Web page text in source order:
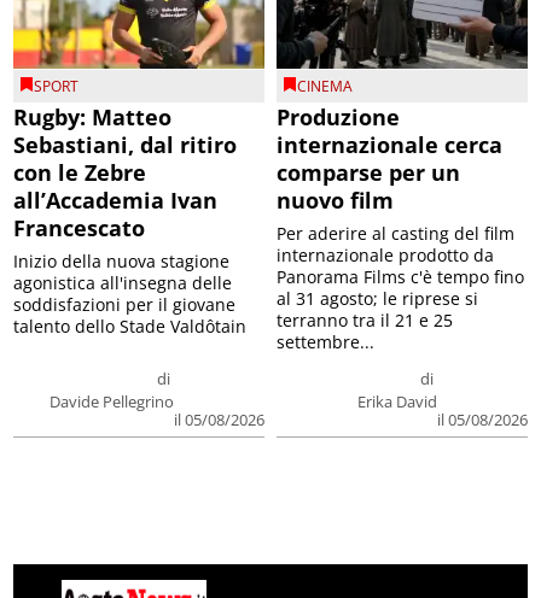
SPORT
Rugby: Matteo
Sebastiani, dal ritiro
con le Zebre
all’Accademia Ivan
Francescato
di
Davide Pellegrino
il 05/08/2026
Inizio della nuova stagione
agonistica all'insegna delle
soddisfazioni per il giovane
talento dello Stade Valdôtain
CINEMA
Produzione
internazionale cerca
comparse per un
nuovo film
di
Erika David
il 05/08/2026
Per aderire al casting del film
internazionale prodotto da
Panorama Films c'è tempo fino
al 31 agosto; le riprese si
terranno tra il 21 e 25
settembre...